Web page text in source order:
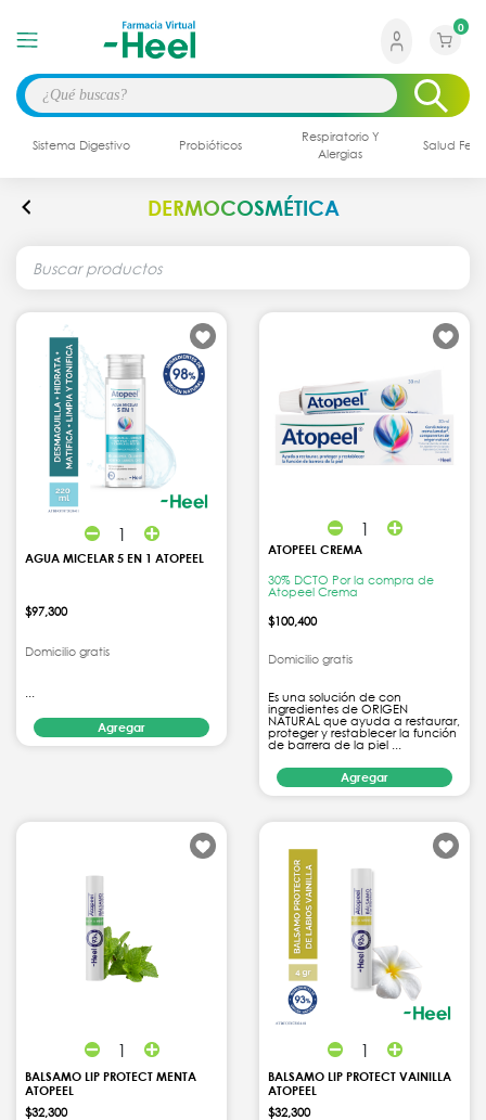
0
Sistema Digestivo Probióticos
Respiratorio Y
Alergias
Salud
DERMOCOSMÉTICA
1
AGUA MICELAR 5 EN 1 ATOPEEL
$97,300
Domicilio gratis
Agregar
1
ATOPEEL CREMA
30% DCTO Por la compra de
Atopeel Crema
$100,400
Domicilio gratis
Es una solución de con
ingredientes de ORIGEN
NATURAL que ayuda a restaurar,
proteger y restablecer la función
de barrera de la piel ...
Agregar
1
BALSAMO LIP PROTECT MENTA
ATOPEEL
$32,300
1
BALSAMO LIP PROTECT VAINILLA
ATOPEEL
$32,300